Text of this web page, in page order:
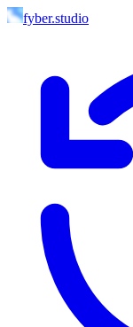
fyber.studio